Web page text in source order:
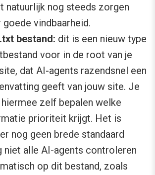
natuurlijk nog steeds zorgen
vindbaarheid.
bestand: dit is een nieuw type
voor in de root van je
dat AI-agents razendsnel een
geeft van jouw site. Je
zelf bepalen welke
prioriteit krijgt. Het is
nog geen brede standaard
niet alle AI-agents controleren
op dit bestand, zoals